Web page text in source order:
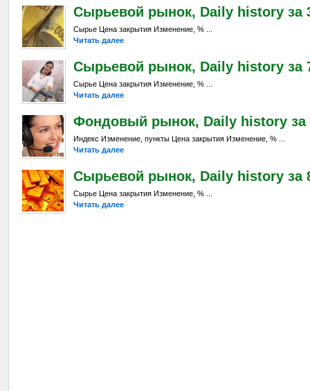
Сырьевой рынок, Daily history за
Сырье Цена закрытия Изменение, % ...
Читать далее
Сырьевой рынок, Daily history за
Сырье Цена закрытия Изменение, % ...
Читать далее
Фондовый рынок, Daily history за
Индекс Изменение, пункты Цена закрытия Изменение, % ...
Читать далее
Сырьевой рынок, Daily history за
Сырье Цена закрытия Изменение, % ...
Читать далее